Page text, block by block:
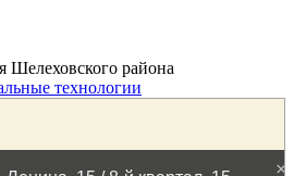
Шелеховского района
технологии